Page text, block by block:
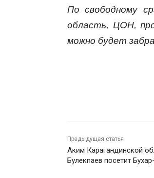
По свободному
область, ЦОН,
можно будет
Предыдущая статья
Аким Карагандинской
Булекпаев посетит